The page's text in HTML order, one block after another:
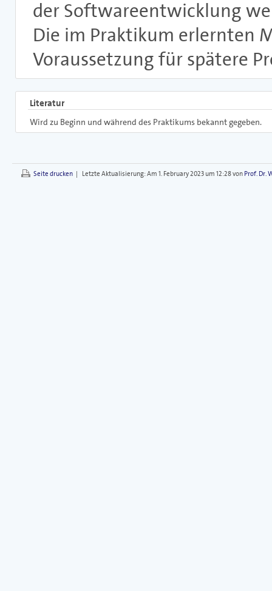
der Softwareentwicklung
Die im Praktikum erlernten
Voraussetzung für spätere
Literatur
Wird zu Beginn und während des Praktikums bekannt gegeben.
Seite drucken | Letzte Aktualisierung:Am 1. February 2023 um 12:28 von Prof. Dr.